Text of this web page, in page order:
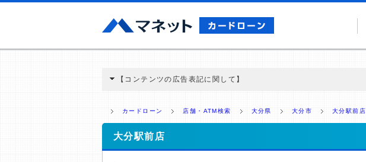
【コンテンツの広告表記に関して】
ミ収集などに基づき、公平性を担保した情報提供を行っています。
>提携企業一覧
カードローン 店舗・ATM検索 大分県 大分市 大分駅前店
大分駅前店